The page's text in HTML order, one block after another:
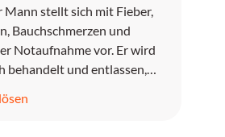
Mann stellt sich mit Fieber,
Bauchschmerzen und
Notaufnahme vor. Er wird
behandelt und entlassen,
Tage später mit
Kopfschmerzen und